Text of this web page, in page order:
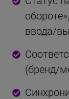
ввода/
(бренд/